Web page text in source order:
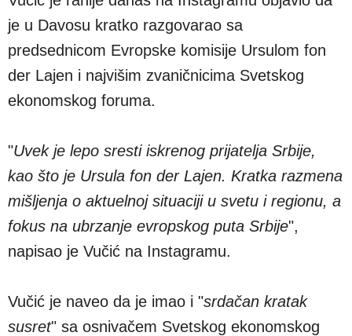
je u Davosu kratko razgovarao sa
predsednicom Evropske komisije Ursulom fon
der Lajen i najvišim zvaničnicima Svetskog
ekonomskog foruma.
"Uvek je lepo sresti iskrenog prijatelja Srbije,
kao što je Ursula fon der Lajen. Kratka razmena
mišljenja o aktuelnoj situaciji u svetu i regionu, a
fokus na ubrzanje evropskog puta Srbije",
napisao je Vučić na Instagramu.
Vučić je naveo da je imao i "srdačan kratak
susret" sa osnivačem Svetskog ekonomskog